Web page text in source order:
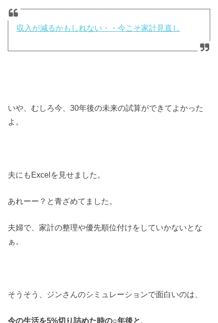
収入が減るかもしれない・・今こそ家計見直し
いや、むしろ今、30年後の未来の試算ができてよかった
よ。
夫にもExcelを見せました。
あれーー？と青ざめてました。
夫婦で、家計の整理や優先順位付けをしていかないとな
ぁ。
そうそう、ジンさんのシミュレーションで面白いのは、
今の生活を5%切り詰めた時の○年後と、